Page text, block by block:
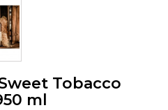
Tobacco
ml